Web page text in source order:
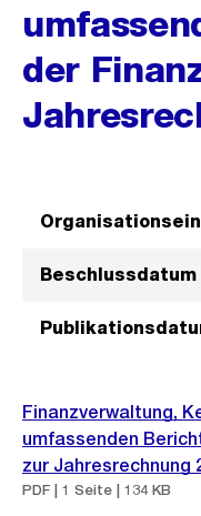
der
Beschlussdatum
Finanzverwaltung,
umfassenden
zur Jahresrechnung
PDF | 1 Seite | 134 KB